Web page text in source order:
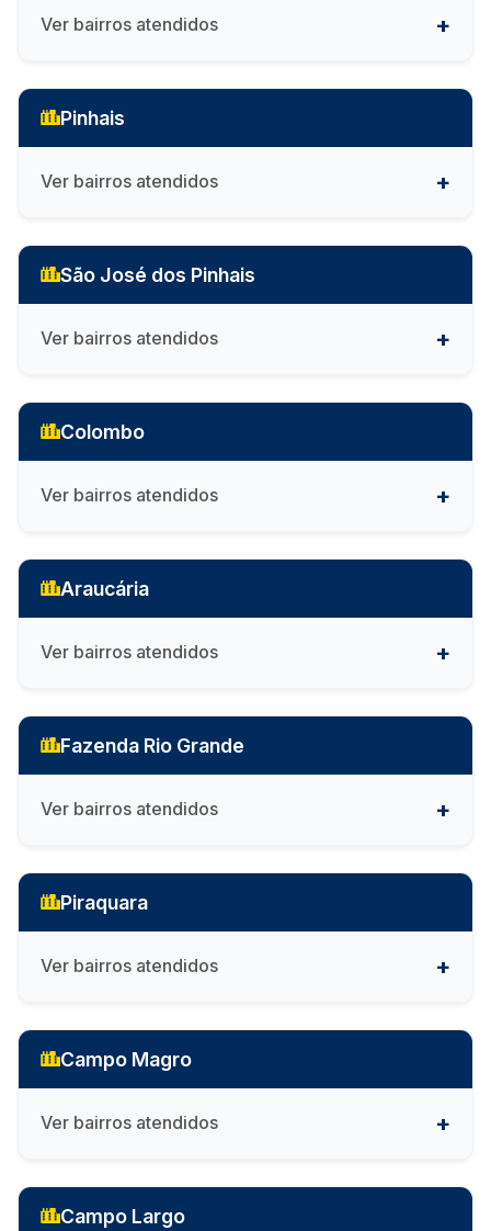
Ver bairros atendidos
Pinhais
Ver bairros atendidos
São José dos Pinhais
Ver bairros atendidos
Colombo
Ver bairros atendidos
Araucária
Ver bairros atendidos
Fazenda Rio Grande
Ver bairros atendidos
Piraquara
Ver bairros atendidos
Campo Magro
Ver bairros atendidos
Campo Largo